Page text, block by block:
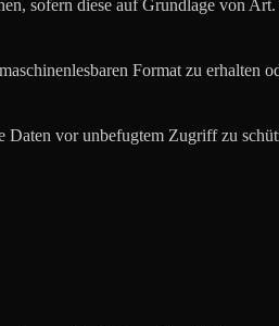
sofern diese auf Grundlage von
Format zu erhalten
vor unbefugtem Zugriff zu